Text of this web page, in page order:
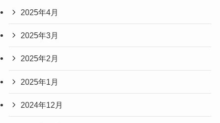
2025年4月
2025年3月
2025年2月
2025年1月
2024年12月